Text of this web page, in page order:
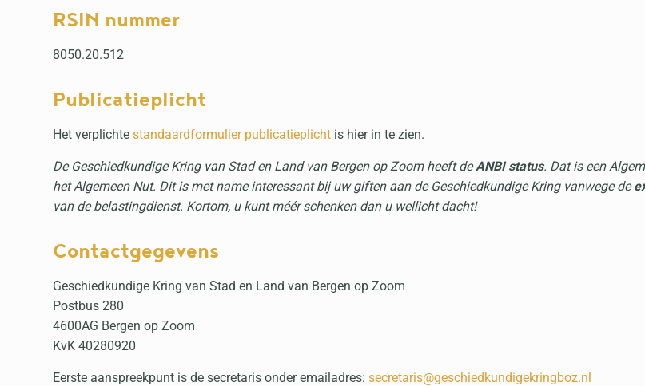
RSIN nummer
8050.20.512
Publicatieplicht
Het verplichte standaardformulier publicatieplicht is hier in te zien.
De Geschiedkundige Kring van Stad en Land van Bergen op Zoom heeft deANBI status. Dat is een
het Algemeen Nut. Dit is met name interessant bij uw giften aan de Geschiedkundige Kring vanwege de
van de belastingdienst. Kortom, u kunt méér schenken dan u wellicht dacht!
Contactgegevens
Geschiedkundige Kring van Stad en Land van Bergen op Zoom
Postbus 280
4600AG Bergen op Zoom
KvK 40280920
Eerste aanspreekpunt is de secretaris onder emailadres: secretaris@geschiedkundigekringboz.nl